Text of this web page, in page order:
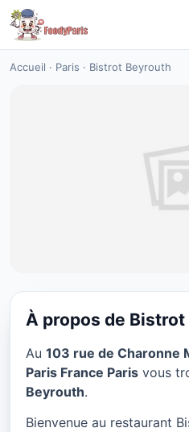
Accueil · Paris · Bistrot Beyrouth
Bistrot
★ 4.5/5
À propos de
Au 103 rue de Charonne
Paris France Paris vous
Beyrouth.
Bienvenue au restaurant